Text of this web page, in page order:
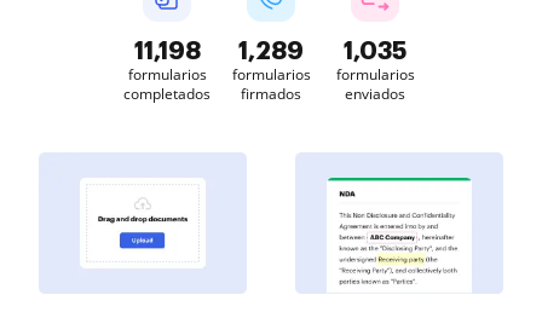
11,199
formularios
completados
1,289
formularios
firmados
1,035
formularios
enviados